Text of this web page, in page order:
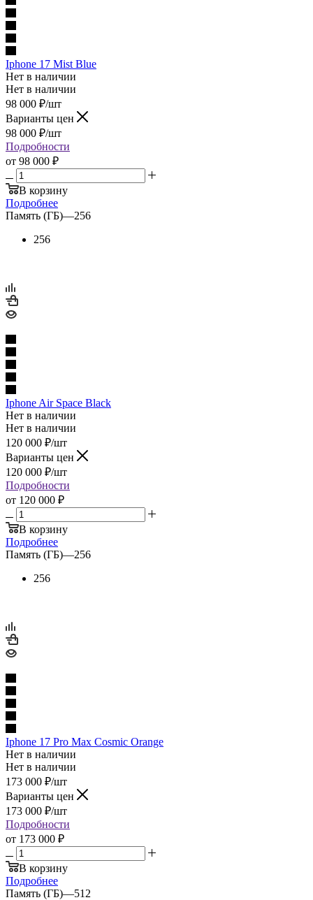
Iphone 17 Mist Blue
Нет в наличии
Нет в наличии
98 000 ₽/шт
Варианты цен
98 000 ₽/шт
Подробности
от 98 000 ₽
В корзину
Подробнее
Память (ГБ)—256
256
Iphone Air Space Black
Нет в наличии
Нет в наличии
120 000 ₽/шт
Варианты цен
120 000 ₽/шт
Подробности
от 120 000 ₽
В корзину
Подробнее
Память (ГБ)—256
256
Iphone 17 Pro Max Cosmic Orange
Нет в наличии
Нет в наличии
173 000 ₽/шт
Варианты цен
173 000 ₽/шт
Подробности
от 173 000 ₽
В корзину
Подробнее
Память (ГБ)—512